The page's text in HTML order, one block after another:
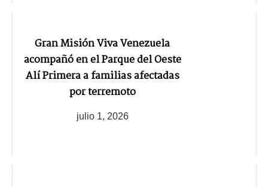
Gran Misión Viva Venezuela
acompañó en el Parque del Oeste
Alí Primera a familias afectadas
por terremoto
julio 1, 2026